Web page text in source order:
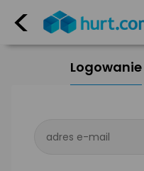
<
Logowanie
adres e-mail